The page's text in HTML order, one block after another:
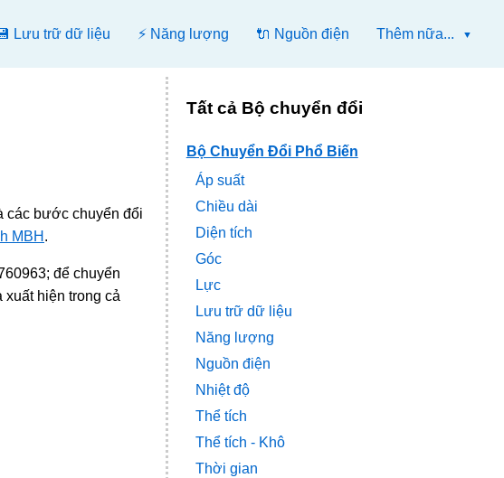
💾 Lưu trữ dữ liệu ⚡ Năng lượng 🔌 Nguồn điện Thêm nữa...
các bước chuyển đổi
MBH .
để chuyển
hiện trong cả
Tất cả Bộ chuyển đổi
Bộ Chuyển Đổi Phổ Biến
Áp suất
Chiều dài
Diện tích
Góc
Lực
Lưu trữ dữ liệu
Năng lượng
Nguồn điện
Nhiệt độ
Thể tích
Thể tích - Khô
Thời gian